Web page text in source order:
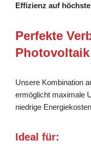
Effizienz auf
Perfekte
Unsere Kombination
ermöglicht maximale
niedrige
Ideal für: